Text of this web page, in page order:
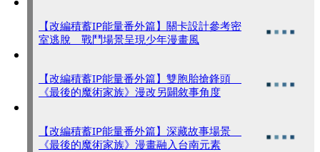
【改編積蓄IP能量番外篇】關卡設計參考密
室逃脫 戰鬥場景呈現少年漫畫風
【改編積蓄IP能量番外篇】雙胞胎搶鋒頭
《最後的魔術家族》漫改另闢敘事角度
【改編積蓄IP能量番外篇】深藏故事場景
《最後的魔術家族》漫畫融入台南元素